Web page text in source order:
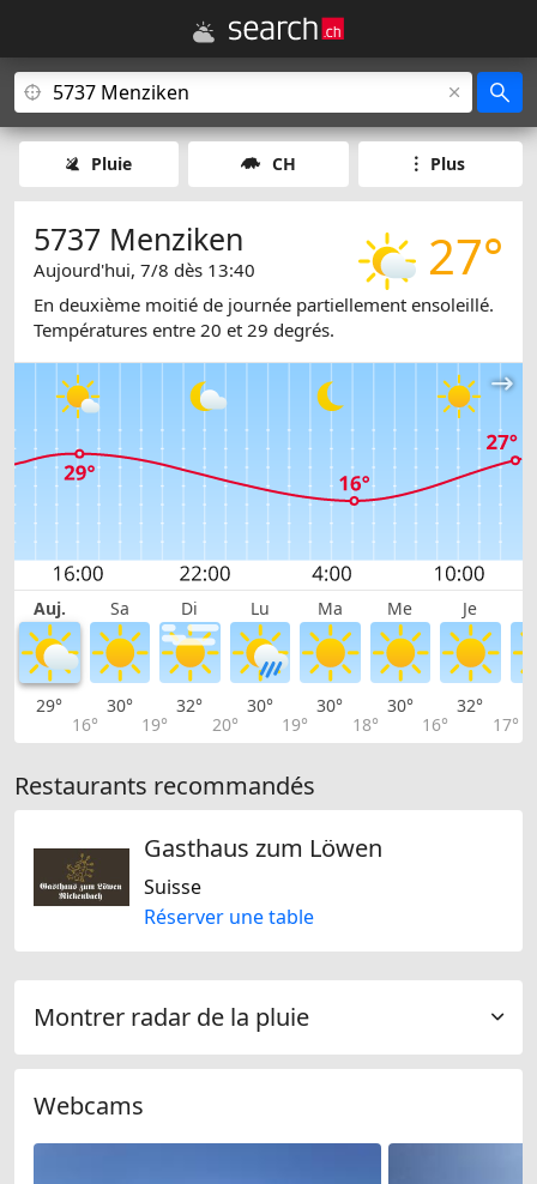
Pluie CH Plus
27°
5737 Menziken
Aujourd'hui, 7/8 dès 13:40
En deuxième moitié de journée partiellement ensoleillé.
Températures entre 20 et 29 degrés.
Auj. Sa Di Lu Ma Me Je
29°
16°
30°
19°
32°
20°
30°
19°
30°
18°
30°
16°
32°
17°
Restaurants recommandés
Gasthaus zum Löwen
Suisse
Réserver une table
Montrer radar de la pluie
Webcams